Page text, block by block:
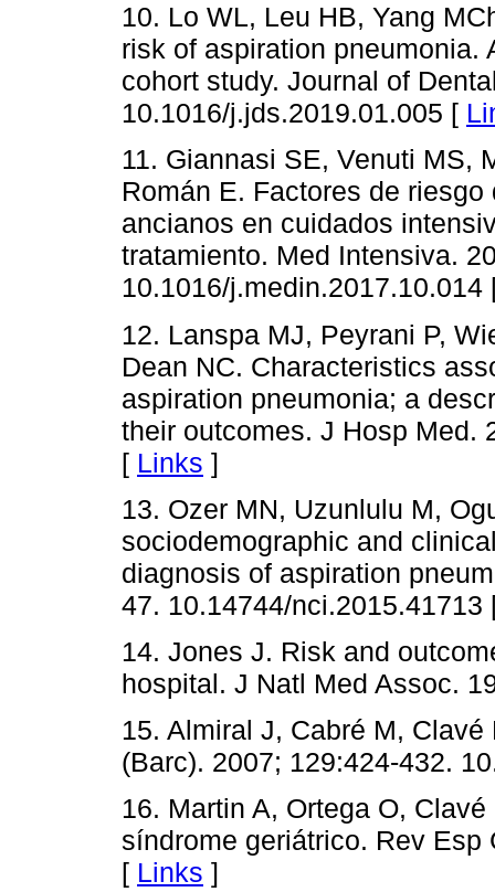
10. Lo WL, Leu HB, Yang
risk of aspiration pneumonia.
cohort study. Journal of
10.1016/j.jds.2019.01.005 [
11. Giannasi SE, Venuti MS,
Román E. Factores de
ancianos en cuidados
tratamiento. Med Intensiva.
10.1016/
12. Lanspa MJ, Peyrani P,
Dean NC. Characteristics
aspiration pneumonia; a
their outcomes. J Hosp Med.
[ Links ]
13. Ozer MN, Uzunlulu M,
sociodemographic and
diagnosis of aspiration
47. 10.14744/
14. Jones J. Risk and
hospital. J Natl Med Assoc.
15. Almiral J, Cabré M,
(Barc). 2007; 129:424-432.
16. Martin A, Ortega O,
síndrome geriátrico. Rev Esp
[ Links ]